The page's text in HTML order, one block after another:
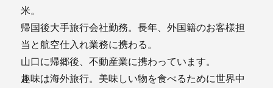
米。
帰国後大手旅行会社勤務。長年、外国籍のお客様担
当と航空仕入れ業務に携わる。
山口に帰郷後、不動産業に携わっています。
趣味は海外旅行。美味しい物を食べるために世界中